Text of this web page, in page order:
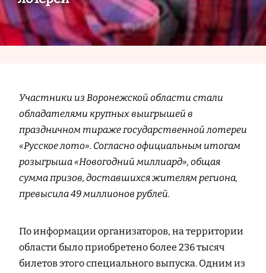
Участники из Воронежской области стали
обладателями крупных выигрышей в
праздничном тираже государственной лотереи
«Русское лото». Согласно официальным итогам
розыгрыша «Новогодний миллиард», общая
сумма призов, доставшихся жителям региона,
превысила 49 миллионов рублей.
По информации организаторов, на территории
области было приобретено более 236 тысяч
билетов этого специального выпуска. Одним из